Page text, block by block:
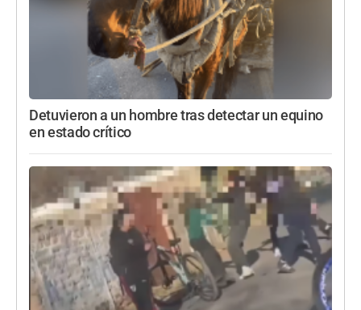
Detuvieron a un hombre tras detectar un equino
en estado crítico